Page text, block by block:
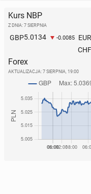
Kurs NBP
Z DNIA: 7 SIERPNIA
GBP5.0134 -0.0085 EUR
CHF
Forex
AKTUALIZACJA: 7 SIERPNIA, 19:00